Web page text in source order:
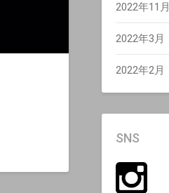
2022年11月
2022年3月
2022年2月
SNS